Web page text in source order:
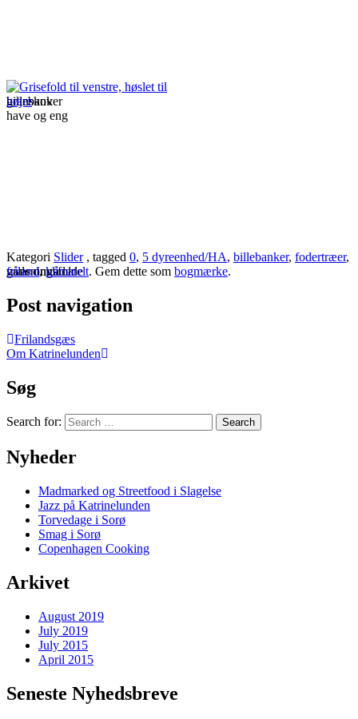
billebanker
granskov
græsningsfolde
have og eng
våde områder
Kategori Slider, tagged 0, 5 dyreenhed/HA, billebanker, fodertræer,
friland,klimatelt. Gem dette som bogmærke.
Post navigation
Frilandsgæs
Om Katrinelunden
Søg
Search for:
Nyheder
Madmarked og Streetfood i Slagelse
Jazz på Katrinelunden
Torvedage i Sorø
Smag i Sorø
Copenhagen Cooking
Arkivet
August 2019
July 2019
July 2015
April 2015
Seneste Nyhedsbreve